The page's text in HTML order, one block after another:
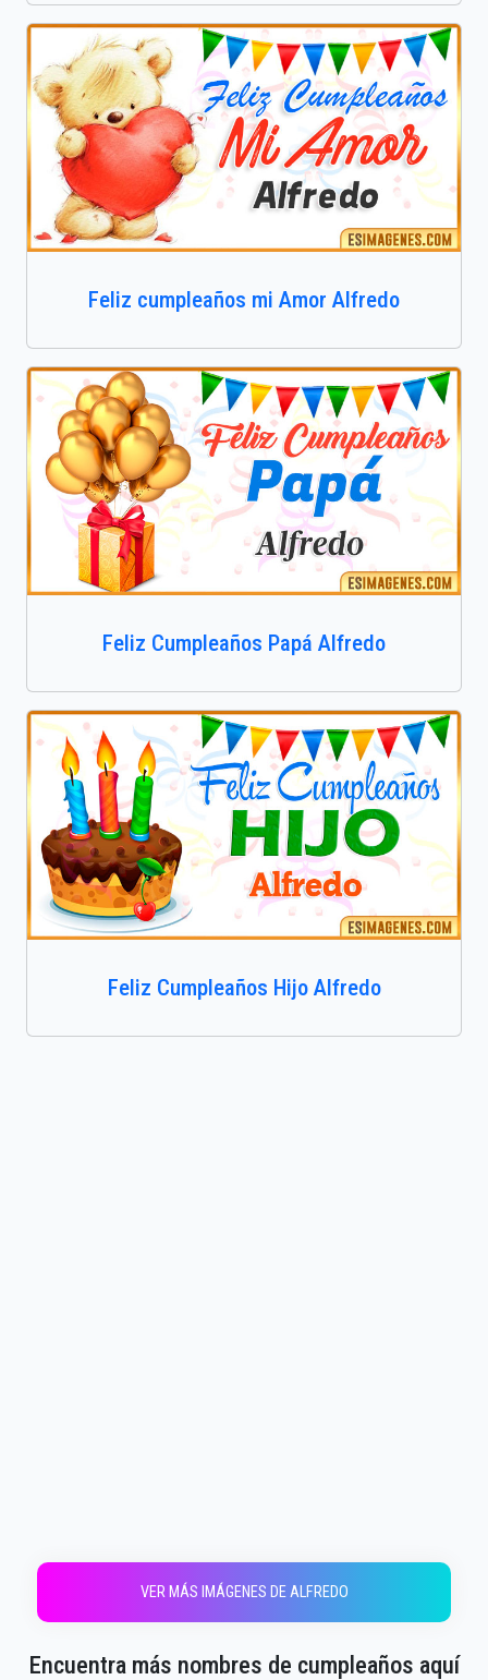
Feliz cumpleaños mi Amor Alfredo
Feliz Cumpleaños Papá Alfredo
Feliz Cumpleaños Hijo Alfredo
VER MÁS IMÁGENES DE ALFREDO
Encuentra más nombres de cumpleaños aquí